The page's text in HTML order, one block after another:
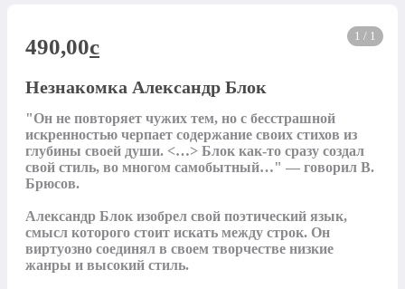
1 / 1
490,00c
Незнакомка Александр Блок
"Он не повторяет чужих тем, но с бесстрашной
искренностью черпает содержание своих стихов из
глубины своей души. <…> Блок как-то сразу создал
свой стиль, во многом самобытный…" — говорил В.
Брюсов.
Александр Блок изобрел свой поэтический язык,
смысл которого стоит искать между строк. Он
виртуозно соединял в своем творчестве низкие
жанры и высокий стиль.